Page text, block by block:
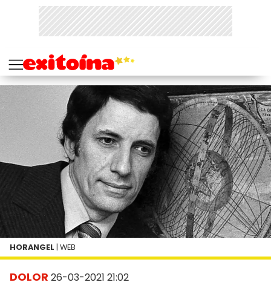
DOLOR 26-03-2021 21:02
HORANGEL | WEB